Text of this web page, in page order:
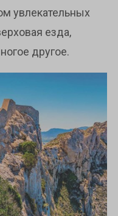
увлекательных
езда,
другое.